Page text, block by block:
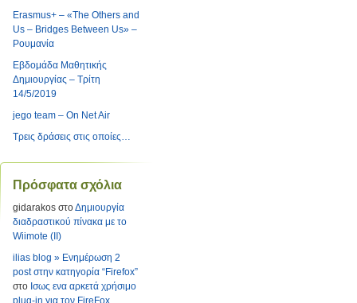
Erasmus+ – «The Others and
Us – Bridges Between Us» –
Ρουμανία
Εβδομάδα Μαθητικής
Δημιουργίας – Τρίτη
14/5/2019
jego team – On Net Air
Τρεις δράσεις στις οποίες…
Πρόσφατα σχόλια
gidarakos στοΔημιουργία
διαδραστικού πίνακα με το
Wiimote (II)
ilias blog » Ενημέρωση 2
post στην κατηγορία “Firefox”
στο Ισως ενα αρκετά χρήσιμο
plug-in για τον FireFox